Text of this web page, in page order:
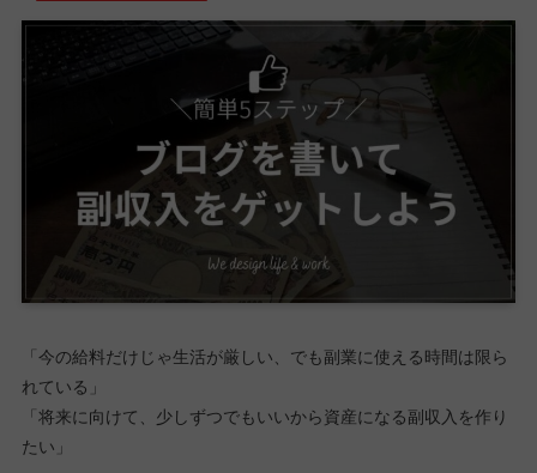
「今の給料だけじゃ生活が厳しい、でも副業に使える時間は限ら
れている」
「将来に向けて、少しずつでもいいから資産になる副収入を作り
たい」